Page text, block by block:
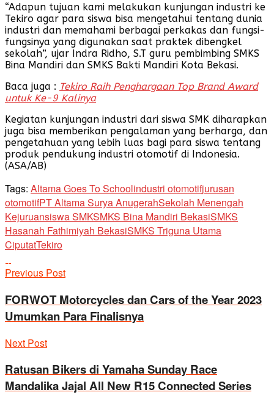
“Adapun tujuan kami melakukan kunjungan industri ke
Tekiro agar para siswa bisa mengetahui tentang dunia
industri dan memahami berbagai perkakas dan fungsi-
fungsinya yang digunakan saat praktek dibengkel
sekolah”, ujar Indra Ridho, S.T guru pembimbing SMKS
Bina Mandiri dan SMKS Bakti Mandiri Kota Bekasi.
Baca juga : Tekiro Raih Penghargaan Top Brand Award
untuk Ke-9 Kalinya
Kegiatan kunjungan industri dari siswa SMK diharapkan
juga bisa memberikan pengalaman yang berharga, dan
pengetahuan yang lebih luas bagi para siswa tentang
produk pendukung industri otomotif di Indonesia.
(ASA/AB)
Tags: Altama Goes To Schoolindustri otomotifjurusan
otomotifPT Altama Surya AnugerahSekolah Menengah
Kejuruansiswa SMKSMKS Bina Mandiri BekasiSMKS
Hasanah Fathimiyah BekasiSMKS Triguna Utama
CiputatTekiro
Previous Post
FORWOT Motorcycles dan Cars of the Year 2023
Umumkan Para Finalisnya
Next Post
Ratusan Bikers di Yamaha Sunday Race
Mandalika Jajal All New R15 Connected Series